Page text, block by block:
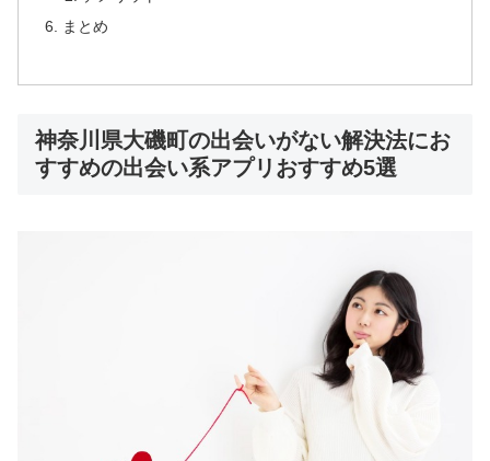
まとめ
神奈川県大磯町の出会いがない解決法にお
すすめの出会い系アプリおすすめ5選